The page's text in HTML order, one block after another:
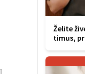
Želite
timus,